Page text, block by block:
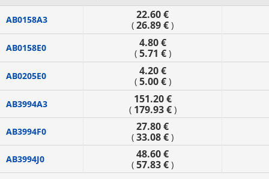
AB0158A3 22.60 €
( 26.89 € )
AB0158E0 4.80 €
( 5.71 €)
AB0205E0 4.20 €
( 5.00 €)
AB3994A3 151.20 €
( 179.93 €)
AB3994F0 27.80 €
( 33.08 € )
AB3994J0 48.60 €
( 57.83 € )